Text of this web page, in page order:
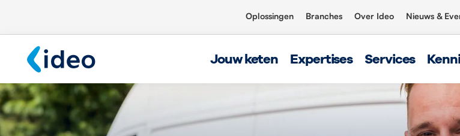
Oplossingen Branches Over Ideo Nieuws &
Jouw keten Expertises Services